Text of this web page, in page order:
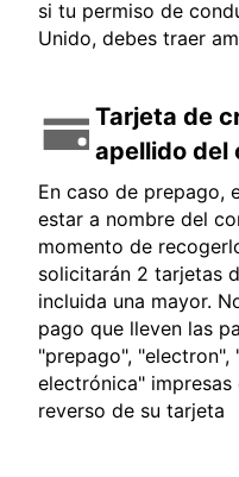
si tu permiso de
Unido, debes traer
Tarjeta de
apellido del
En caso de prepago,
estar a nombre del
momento de
solicitarán 2 tarjetas
incluida una mayor.
pago que lleven las
"prepago", "electron",
electrónica" impresas
reverso de su tarjeta